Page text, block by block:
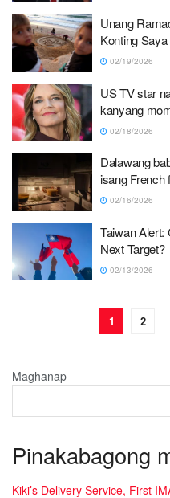
Unang
Konting
02/19/2026
US TV star
kanyang
02/18/2026
Dalawang
isang French
02/16/2026
Taiwan Alert:
Next Target?
02/13/2026
1 2
Maghanap
Pinakabagong
Kiki’s Delivery Service, First